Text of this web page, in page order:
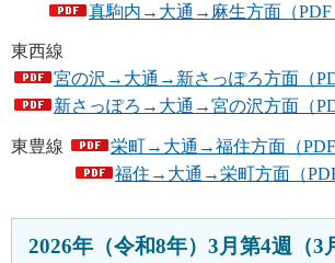
真駒内→大通→麻生方面（PDF
東西線
宮の沢→大通→新さっぽろ方面（
新さっぽろ→大通→宮の沢方面（
東豊線
栄町→大通→福住方面（PDF
福住→大通→栄町方面（PDF
2026年（令和8年）3月第4週（3